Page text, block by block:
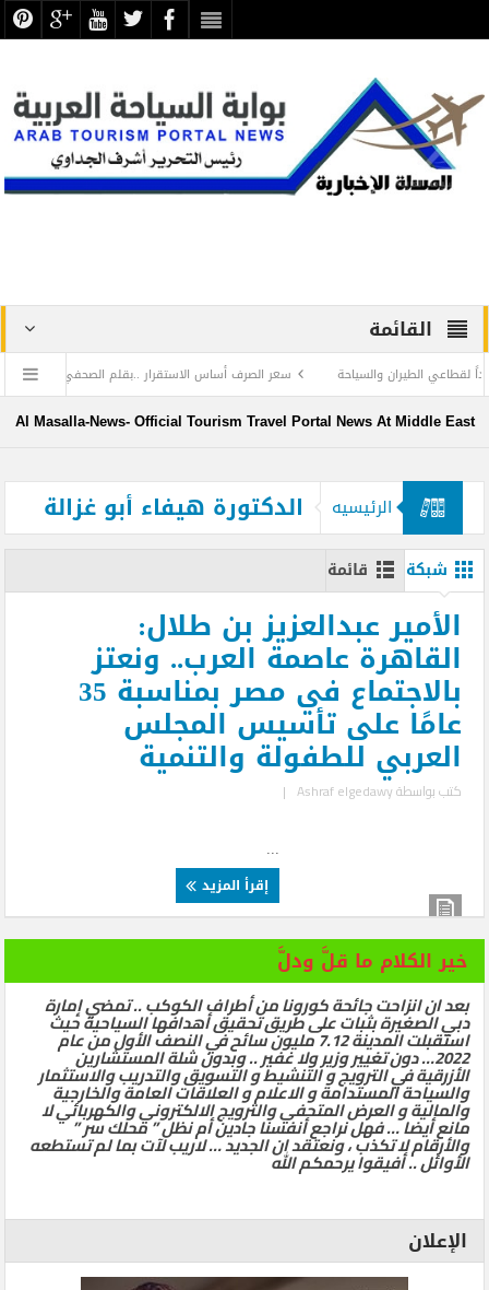
القائمة
سعر الصرف أساس الاستقرار ..بقلم الصحفي الكبير محمد خراجة
على الطيران والسياحة
OF THE TRAVEL TRADE’ at ITB 2023 in Berlin
Al Masalla-News- Official Tourism Travel Portal News At Middle East
الرئيسيه الدكتورة هيفاء أبو غزالة
شبكة قائمة
الأمير عبدالعزيز بن طلال:
القاهرة عاصمة العرب.. ونعتز
بالاجتماع في مصر بمناسبة 35
عامًا على تأسيس المجلس
العربي للطفولة والتنمية
كتب بواسطةAshraf elgedawy
|
إقرأ المزيد
خير الكلام ما قلَّ ودلَّ
بعد ان انزاحت جائحة كورونا من أطراف الكوكب .. تمضي إمارة
دبي الصغيرة بثبات على طريق تحقيق أهدافها السياحية حيث
استقبلت المدينة 7.12 مليون سائح في النصف الأول من عام
2022… دون تغيير وزير ولا غفير .. وبدون شلة المستشارين
الأزرقية في الترويج و التنشيط و التسويق والتدريب والاستثمار
والسياحة المستدامة و الاعلام و العلاقات العامة والخارجية
والمالية و العرض المتحفي والترويج الالكتروني والكهربائي لا
مانع أيضا … فهل نراجع أنفسنا جادين أم نظل ” محلك سر ”
والأرقام لا تكذب ، ونعتقد ان الجديد … لاريب لآت بما لم تستطعه
الأوائل .. أفيقوا يرحمكم الله
الإعلان